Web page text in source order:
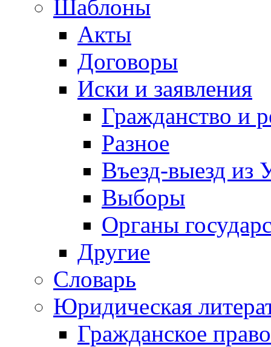
Шаблоны
Акты
Договоры
Иски и заявления
Гражданство и
Разное
Въезд-выезд из
Выборы
Органы
Другие
Словарь
Юридическая
Гражданское право